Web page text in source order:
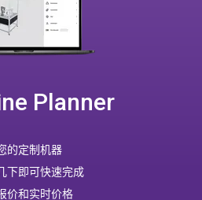
Planner
的定制机器
下即可快速完成
价和实时价格